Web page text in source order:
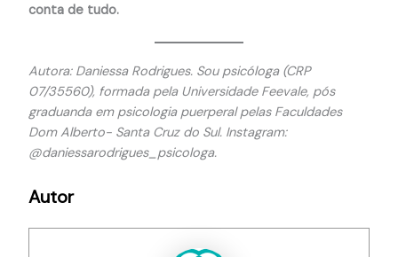
conta de tudo.
Autora: Daniessa Rodrigues. Sou psicóloga (CRP
07/35560), formada pela Universidade Feevale, pós
graduanda em psicologia puerperal pelas Faculdades
Dom Alberto- Santa Cruz do Sul. Instagram:
@daniessarodrigues_psicologa.
Autor